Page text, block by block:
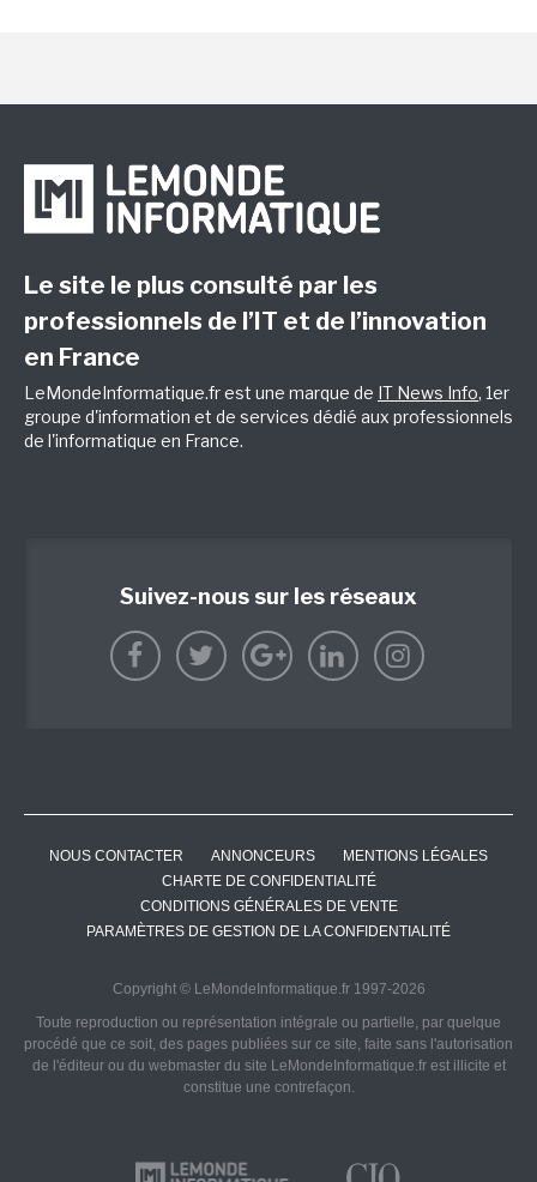
Le site le plus consulté par les
professionnels de l’IT et de l’innovation
en France
LeMondeInformatique.fr est une marque de IT News Info, 1er
groupe d'information et de services dédié aux professionnels
de l'informatique en France.
Suivez-nous sur les réseaux
NOUS CONTACTER ANNONCEURS
MENTIONS LÉGALES
CHARTE DE CONFIDENTIALITÉ
CONDITIONS GÉNÉRALES DE VENTE
PARAMÈTRES DE GESTION DE LA CONFIDENTIALITÉ
Copyright © LeMondeInformatique.fr 1997-2026
Toute reproduction ou représentation intégrale ou partielle, par quelque
procédé que ce soit, des pages publiées sur ce site, faite sans l'autorisation
de l'éditeur ou du webmaster du site LeMondeInformatique.fr est illicite et
constitue une contrefaçon.